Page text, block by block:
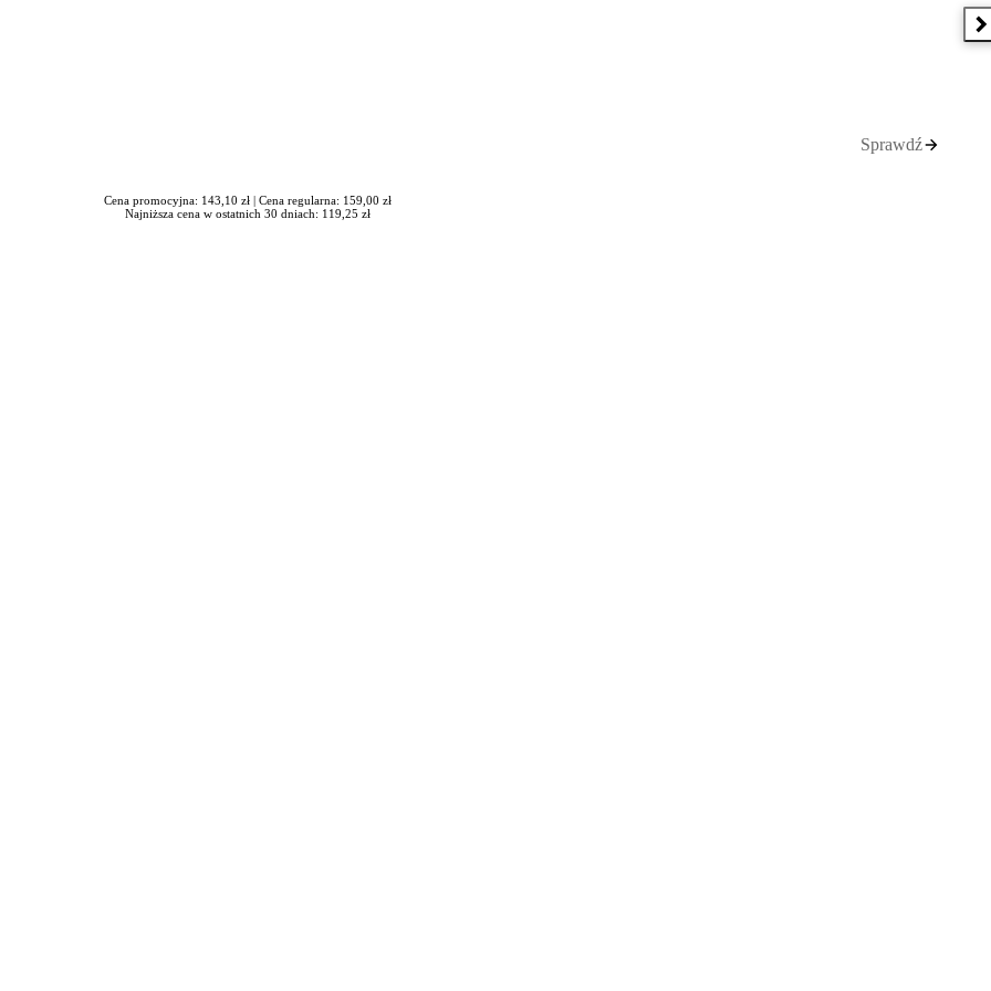
Sprawdź
Cena promocyjna: 143,10 zł | Cena regularna: 159,00 zł
Najniższa cena w ostatnich 30 dniach: 119,25 zł